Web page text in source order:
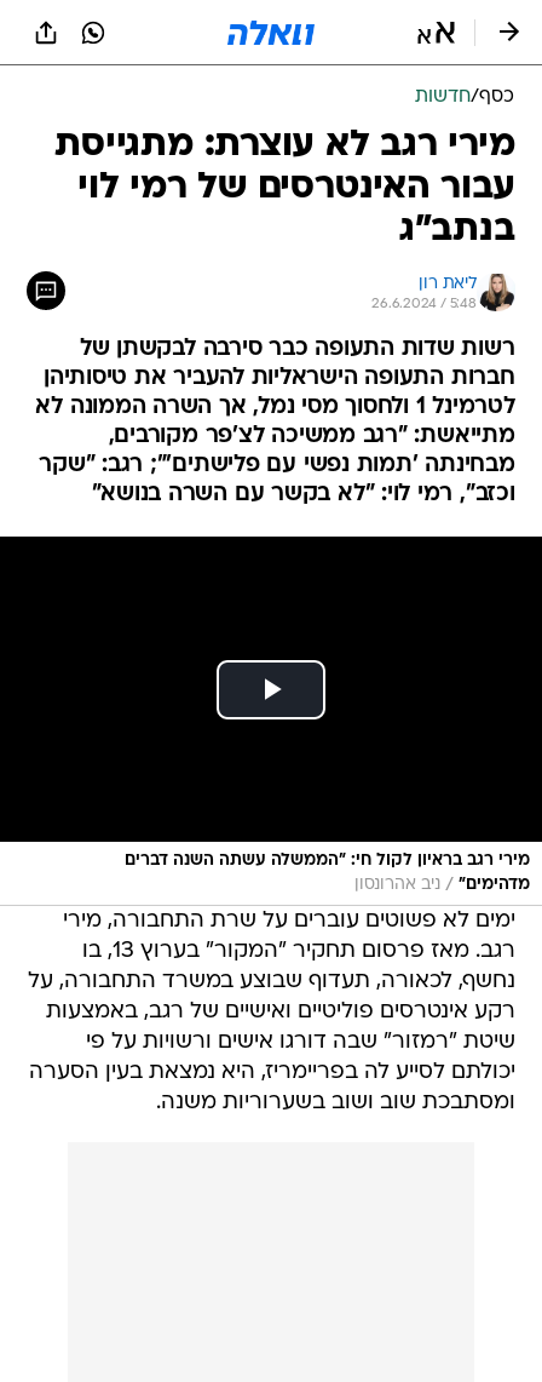
כסף/חדשות
מירי רגב לא עוצרת: מתגייסת
עבור האינטרסים של רמי לוי
בנתב"ג
ליאת רון
26.6.2024 / 5:48
רשות שדות התעופה כבר סירבה לבקשתן של
חברות התעופה הישראליות להעביר את טיסותיהן
לטרמינל 1 ולחסוך מסי נמל, אך השרה הממונה לא
מתייאשת: "רגב ממשיכה לצ'פר מקורבים,
מבחינתה 'תמות נפשי עם פלישתים'"; רגב: "שקר
וכזב", רמי לוי: "לא בקשר עם השרה בנושא"
מירי רגב בראיון לקול חי: "הממשלה עשתה השנה דברים
מדהימים" / ניב אהרונסון
ימים לא פשוטים עוברים על שרת התחבורה, מירי
רגב. מאז פרסום תחקיר "המקור" בערוץ 13, בו
נחשף, לכאורה, תעדוף שבוצע במשרד התחבורה, על
רקע אינטרסים פוליטיים ואישיים של רגב, באמצעות
שיטת "רמזור" שבה דורגו אישים ורשויות על פי
יכולתם לסייע לה בפריימריז, היא נמצאת בעין הסערה
ומסתבכת שוב ושוב בשערוריות משנה.